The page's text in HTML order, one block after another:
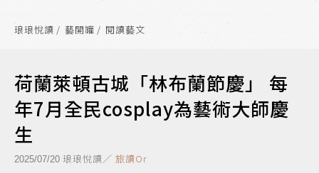
琅琅悅讀 藝開罐 閱讀藝文
荷蘭萊頓古城「林布蘭節慶」 每
年7月全民cosplay為藝術大師慶
生
2025/07/20 琅琅悅讀／ 旅讀Or